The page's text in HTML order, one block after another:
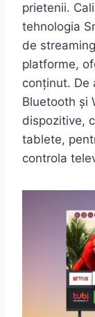
prietenii.
tehnologia
de
platforme,
conținut. De
Bluetooth și
dispozitive,
tablete,
controla